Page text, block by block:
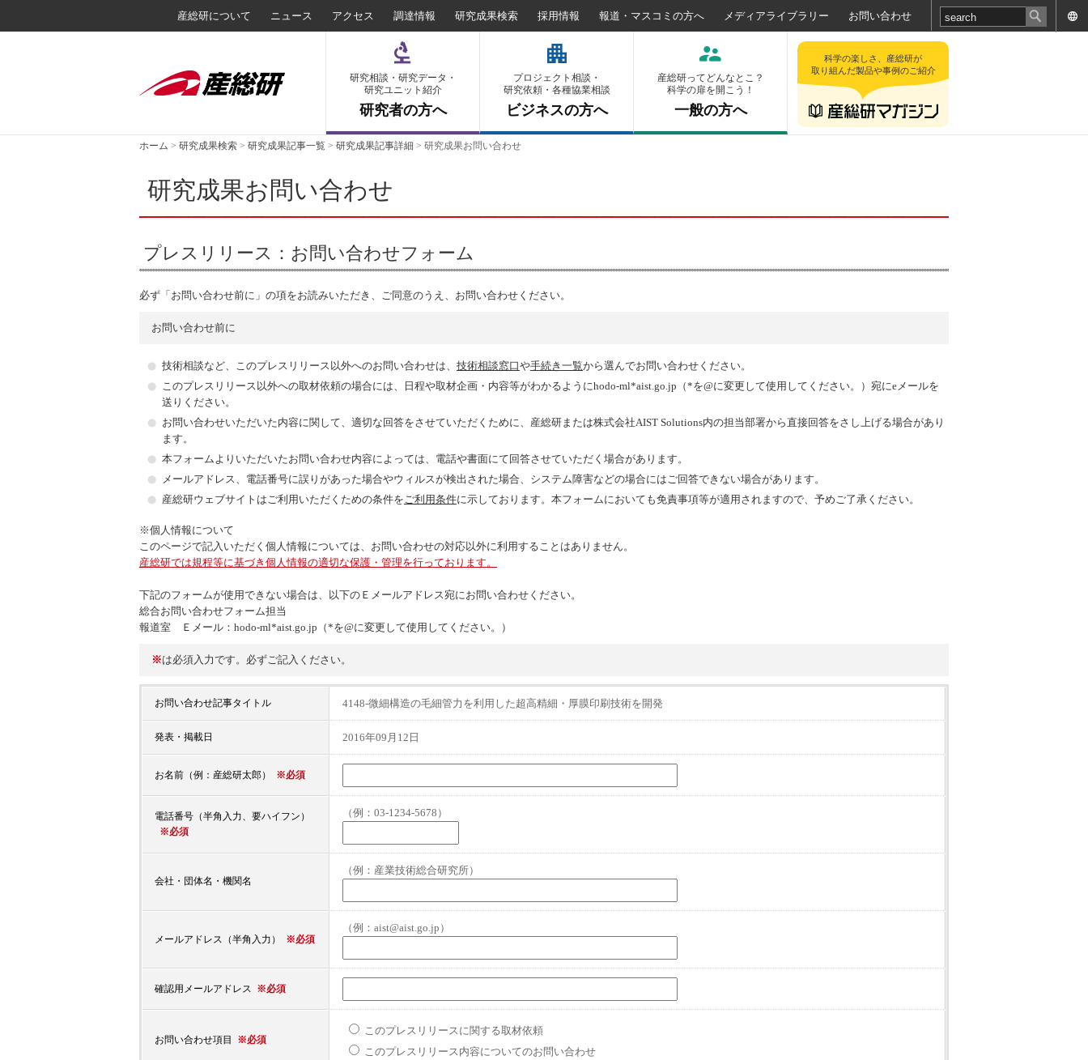
産総研について ニュース アクセス 調達情報 研究成果検索 採用情報 報道・マスコミの方へ メディアライブラリー お問い合わせ
研究相談・研究データ・
研究ユニット紹介
研究者の方へ
プロジェクト相談・
研究依頼・各種協業相談
ビジネスの方へ
産総研ってどんなとこ？
科学の扉を開こう！
一般の方へ
科学の楽しさ、産総研が
取り組んだ製品や事例のご紹介
ホーム > 研究成果検索 > 研究成果記事一覧 > 研究成果記事詳細 > 研究成果お問い合わせ
研究成果お問い合わせ
プレスリリース：お問い合わせフォーム
必ず「お問い合わせ前に」の項をお読みいただき、ご同意のうえ、お問い合わせください。
お問い合わせ前に
技術相談など、このプレスリリース以外へのお問い合わせは、 技術相談窓口や手続き一覧から選んでお問い合わせください。
このプレスリリース以外への取材依頼の場合には、日程や取材企画・内容等がわかるようにhodo-ml*aist.go.jp（*を@に変更して使用してください。）宛にeメールを
送りください。
お問い合わせいただいた内容に関して、適切な回答をさせていただくために、産総研または株式会社AIST Solutions内の担当部署から直接回答をさし上げる場合があり
ます。
本フォームよりいただいたお問い合わせ内容によっては、電話や書面にて回答させていただく場合があります。
メールアドレス、電話番号に誤りがあった場合やウィルスが検出された場合、システム障害などの場合にはご回答できない場合があります。
産総研ウェブサイトはご利用いただくための条件を ご利用条件に示しております。本フォームにおいても免責事項等が適用されますので、予めご了承ください。
※個人情報について
このページで記入いただく個人情報については、お問い合わせの対応以外に利用することはありません。
産総研では規程等に基づき個人情報の適切な保護・管理を行っております。
下記のフォームが使用できない場合は、以下のＥメールアドレス宛にお問い合わせください。
総合お問い合わせフォーム担当
報道室 Ｅメール：hodo-ml*aist.go.jp（*を@に変更して使用してください。）
※は必須入力です。必ずご記入ください。
お問い合わせ記事タイトル 4148-微細構造の毛細管力を利用した超高精細・厚膜印刷技術を開発
発表・掲載日 2016年09月12日
お名前（例：産総研太郎） ※必須
電話番号（半角入力、要ハイフン）
※必須
（例：03-1234-5678）
会社・団体名・機関名
（例：産業技術総合研究所）
メールアドレス（半角入力） ※必須
（例：aist@aist.go.jp）
確認用メールアドレス ※必須
お問い合わせ項目 ※必須
このプレスリリースに関する取材依頼
このプレスリリース内容についてのお問い合わせ